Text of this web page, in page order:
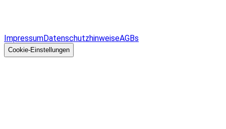
ImpressumDatenschutzhinweiseAGBs
Cookie-Einstellungen